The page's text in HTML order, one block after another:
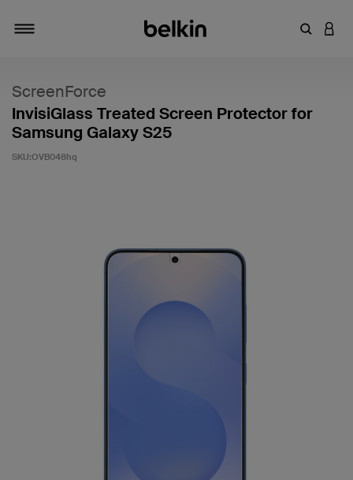
Saisir
ScreenForce
InvisiGlass Treated Screen Protector for
Samsung Galaxy S25
SKU:OVB048hq